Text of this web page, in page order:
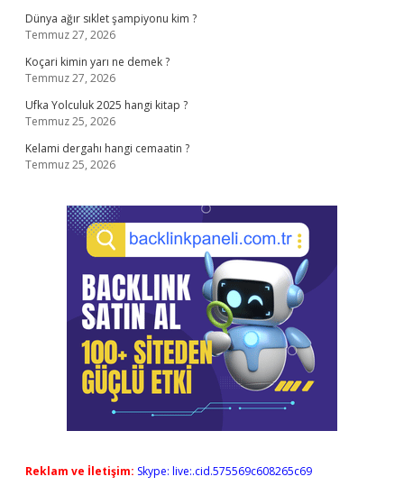
Dünya ağır sıklet şampiyonu kim ?
Temmuz 27, 2026
Koçari kimin yarı ne demek ?
Temmuz 27, 2026
Ufka Yolculuk 2025 hangi kitap ?
Temmuz 25, 2026
Kelami dergahı hangi cemaatin ?
Temmuz 25, 2026
Reklam ve İletişim: Skype: live:.cid.575569c608265c69